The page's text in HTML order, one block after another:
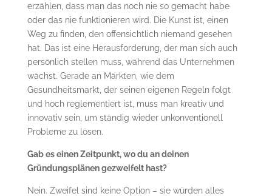
erzählen, dass man das noch nie so gemacht habe
oder das nie funktionieren wird. Die Kunst ist, einen
Weg zu finden, den offensichtlich niemand gesehen
hat. Das ist eine Herausforderung, der man sich auch
persönlich stellen muss, während das Unternehmen
wächst. Gerade an Märkten, wie dem
Gesundheitsmarkt, der seinen eigenen Regeln folgt
und hoch reglementiert ist, muss man kreativ und
innovativ sein, um ständig wieder unkonventionell
Probleme zu lösen.
Gab es einen Zeitpunkt, wo du an deinen
Gründungsplänen gezweifelt hast?
Nein. Zweifel sind keine Option – sie würden alles